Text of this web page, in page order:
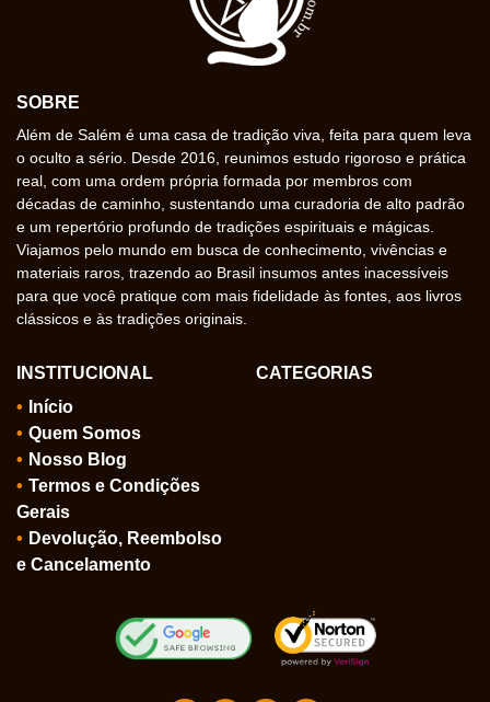
SOBRE
Além de Salém é uma casa de tradição viva, feita para quem leva
o oculto a sério. Desde 2016, reunimos estudo rigoroso e prática
real, com uma ordem própria formada por membros com
décadas de caminho, sustentando uma curadoria de alto padrão
e um repertório profundo de tradições espirituais e mágicas.
Viajamos pelo mundo em busca de conhecimento, vivências e
materiais raros, trazendo ao Brasil insumos antes inacessíveis
para que você pratique com mais fidelidade às fontes, aos livros
clássicos e às tradições originais.
INSTITUCIONAL
Início
Quem Somos
Nosso Blog
Termos e Condições
Gerais
Devolução, Reembolso
e Cancelamento
CATEGORIAS